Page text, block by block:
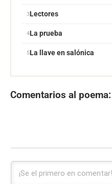
Lectores
La prueba
La llave en salónica
Comentarios al poema: